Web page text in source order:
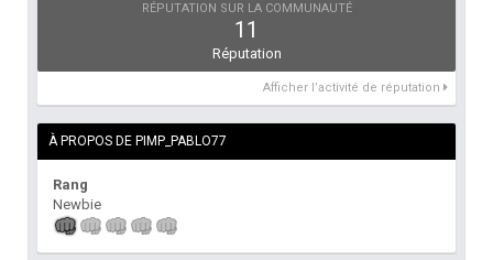
RÉPUTATION SUR LA COMMUNAUTÉ
11
Réputation
Afficher l’activité de réputation
À PROPOS DE PIMP_PABLO77
Rang
Newbie